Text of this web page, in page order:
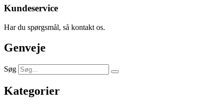
Kundeservice
Har du spørgsmål, så kontakt os.
Genveje
Søg
Kategorier